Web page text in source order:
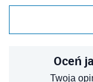
Oceń
Twoja